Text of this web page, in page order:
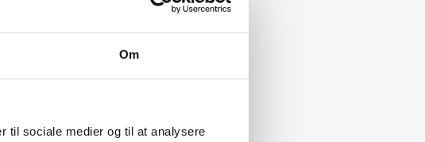
Om
til sociale medier og til at analysere